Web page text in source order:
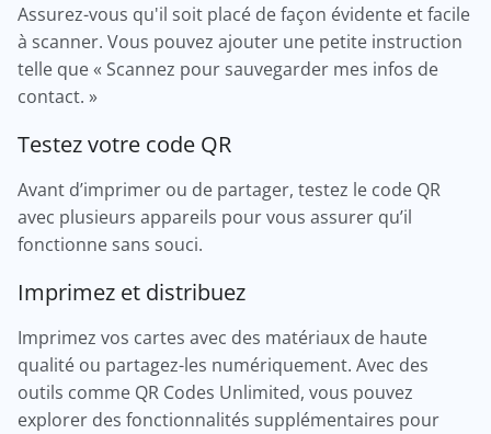
Assurez-vous qu'il soit placé de façon évidente et facile
à scanner. Vous pouvez ajouter une petite instruction
telle que « Scannez pour sauvegarder mes infos de
contact. »
Testez votre code QR
Avant d’imprimer ou de partager, testez le code QR
avec plusieurs appareils pour vous assurer qu’il
fonctionne sans souci.
Imprimez et distribuez
Imprimez vos cartes avec des matériaux de haute
qualité ou partagez-les numériquement. Avec des
outils comme QR Codes Unlimited, vous pouvez
explorer des fonctionnalités supplémentaires pour